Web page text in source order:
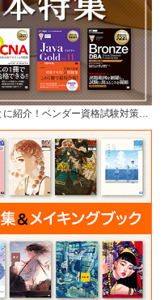
に紹介！ベンダー資格試験対策…